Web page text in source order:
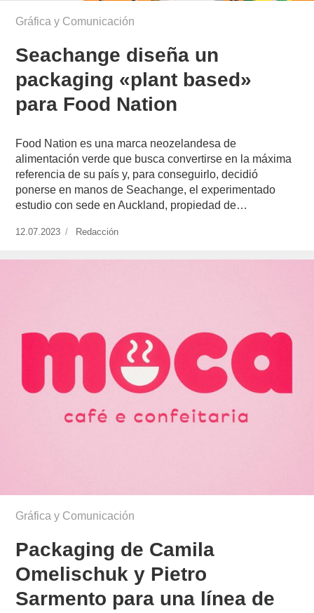
Gráfica y Comunicación
Seachange diseña un
packaging «plant based»
para Food Nation
Food Nation es una marca neozelandesa de
alimentación verde que busca convertirse en la máxima
referencia de su país y, para conseguirlo, decidió
ponerse en manos de Seachange, el experimentado
estudio con sede en Auckland, propiedad de…
Publicado
12.07.2023 https://www.experimenta.es/author/redaccion/
Redacción
Gráfica y Comunicación
Packaging de Camila
Omelischuk y Pietro
Sarmento para una línea de